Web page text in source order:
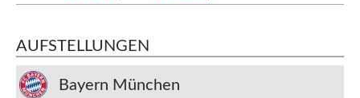
AUFSTELLUNGEN
Bayern München